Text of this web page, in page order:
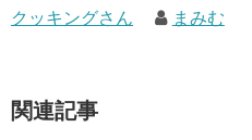
クッキングさん まみむ
関連記事